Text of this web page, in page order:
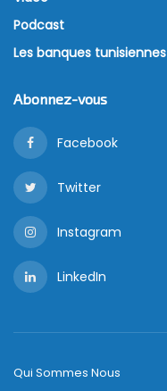
Podcast
Les banques tunisiennes
Abonnez-vous
Facebook
Twitter
Instagram
LinkedIn
Qui Sommes Nous